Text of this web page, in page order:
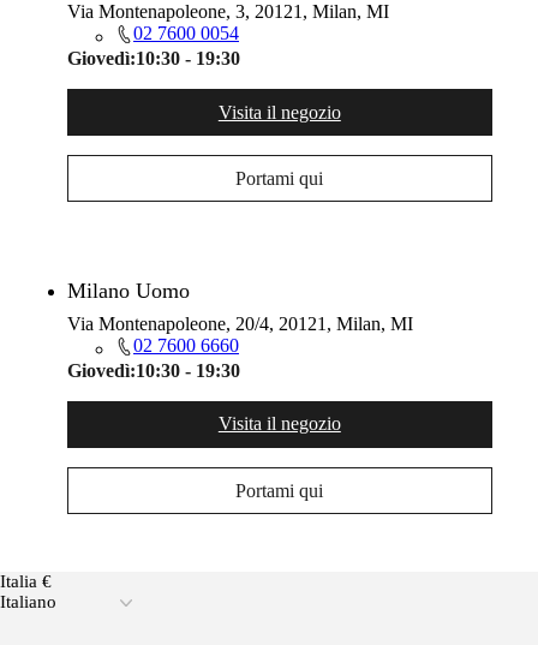
Via Montenapoleone, 3, 20121, Milan, MI
02 7600 0054
Giovedì:10:30 - 19:30
Visita il negozio
Portami qui
Milano Uomo
Via Montenapoleone, 20/4, 20121, Milan, MI
02 7600 6660
Giovedì:10:30 - 19:30
Visita il negozio
Portami qui
Italia €
Italiano